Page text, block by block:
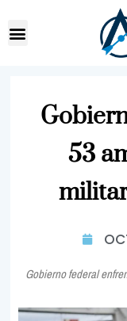
53
Gobierno federal